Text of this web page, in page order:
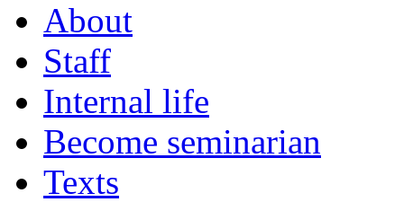
About
Staff
Internal life
Become seminarian
Texts